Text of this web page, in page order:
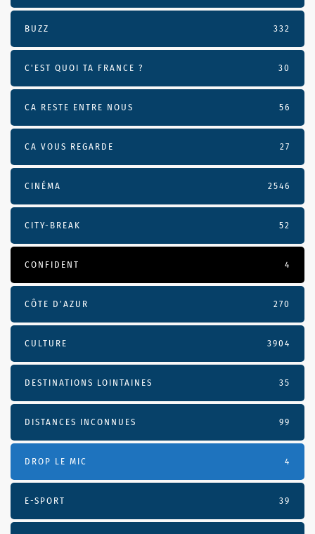
BUZZ 332
C'EST QUOI TA FRANCE ? 30
CA RESTE ENTRE NOUS 56
CA VOUS REGARDE 27
CINÉMA 2546
CITY-BREAK 52
CONFIDENT 4
CÔTE D’AZUR 270
CULTURE 3904
DESTINATIONS LOINTAINES 35
DISTANCES INCONNUES 99
DROP LE MIC 4
E-SPORT 39